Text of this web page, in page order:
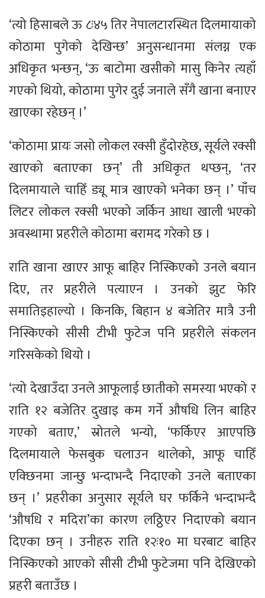
‘त्यो हिसाबले ऊ ८ः४५ तिर नेपालटारस्थित दिलमायाको
कोठामा पुगेको देखिन्छ’ अनुसन्धानमा संलग्न एक
अधिकृत भन्छन्, ‘ऊ बाटोमा खसीको मासु किनेर त्यहाँ
गएको थियो, कोठामा पुगेर दुई जनाले सँगै खाना बनाएर
खाएका रहेछन् ।’
‘कोठामा प्रायः जसो लोकल रक्सी हुँदोरहेछ, सूर्यले रक्सी
खाएको बताएका छन्’ ती अधिकृत थप्छन्, ‘तर
दिलमायाले चाहिँ ड्यू मात्र खाएको भनेका छन् ।’ पाँच
लिटर लोकल रक्सी भएको जर्किन आधा खाली भएको
अवस्थामा प्रहरीले कोठामा बरामद गरेको छ ।
राति खाना खाएर आफू बाहिर निस्किएको उनले बयान
दिए, तर प्रहरीले पत्याएन । उनको झुट फेरि
समातिइहाल्यो । किनकि, बिहान ४ बजेतिर मात्रै उनी
निस्किएको सीसी टीभी फुटेज पनि प्रहरीले संकलन
गरिसकेको थियो ।
‘त्यो देखाउँदा उनले आफूलाई छातीको समस्या भएको र
राति १२ बजेतिर दुखाइ कम गर्ने औषधि लिन बाहिर
गएको बताए,’ स्रोतले भन्यो, ‘फर्किएर आएपछि
दिलमायाले फेसबुक चलाउन थालेको, आफू चाहिँ
एक्छिनमा जान्छु भन्दाभन्दै निदाएको उनले बताएका
छन् ।’ प्रहरीका अनुसार सूर्यले घर फर्किने भन्दाभन्दै
‘औषधि र मदिरा’का कारण लठ्ठिएर निदाएको बयान
दिएका छन् । उनीहरु राति १२ः१० मा घरबाट बाहिर
निस्किएको आएको सीसी टीभी फुटेजमा पनि देखिएको
प्रहरी बताउँछ ।